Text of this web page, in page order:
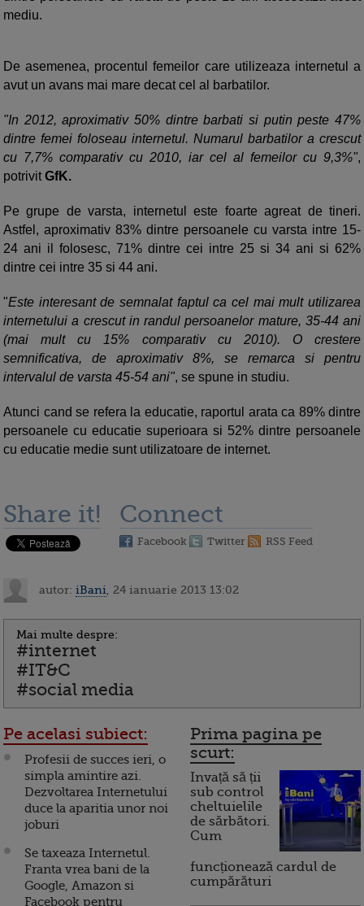
mediu.
De asemenea, procentul femeilor care utilizeaza internetul a
avut un avans mai mare decat cel al barbatilor.
"In 2012, aproximativ 50% dintre barbati si putin peste 47%
dintre femei foloseau internetul. Numarul barbatilor a crescut
cu 7,7% comparativ cu 2010, iar cel al femeilor cu 9,3%",
potrivitGfK.
Pe grupe de varsta, internetul este foarte agreat de tineri.
Astfel, aproximativ 83% dintre persoanele cu varsta intre 15-
24 ani il folosesc, 71% dintre cei intre 25 si 34 ani si 62%
dintre cei intre 35 si 44 ani.
"Este interesant de semnalat faptul ca cel mai mult utilizarea
internetului a crescut in randul persoanelor mature, 35-44 ani
(mai mult cu 15% comparativ cu 2010). O crestere
semnificativa, de aproximativ 8%, se remarca si pentru
intervalul de varsta 45-54 ani", se spune in studiu.
Atunci cand se refera la educatie, raportul arata ca 89% dintre
persoanele cu educatie superioara si 52% dintre persoanele
cu educatie medie sunt utilizatoare de internet.
Share it! Connect
Facebook Twitter RSS Feed
autor: iBani , 24 ianuarie 2013 13:02
Mai multe despre:
#internet
#IT&C
#social media
Pe acelasi subiect:
Profesii de succes ieri, o
simpla amintire azi.
Dezvoltarea Internetului
duce la aparitia unor noi
joburi
Se taxeaza Internetul.
Franta vrea bani de la
Google, Amazon si
Facebook pentru
Prima pagina pe
scurt:
Invață să ții
sub control
cheltuielile
de sărbători.
Cum
funcționează cardul de
cumpărături